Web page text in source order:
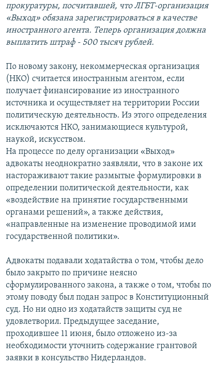
прокуратуры, посчитавшей, что ЛГБТ-организация
«Выход» обязана зарегистрироваться в качестве
иностранного агента. Теперь организация должна
выплатить штраф - 500 тысяч рублей.
По новому закону, некоммерческая организация
(НКО) считается иностранным агентом, если
получает финансирование из иностранного
источника и осуществляет на территории России
политическую деятельность. Из этого определения
исключаются НКО, занимающиеся культурой,
наукой, искусством.
На процессе по делу организации «Выход»
адвокаты неоднократно заявляли, что в законе их
настораживают такие размытые формулировки в
определении политической деятельности, как
«воздействие на принятие государственными
органами решений», а также действия,
«направленные на изменение проводимой ими
государственной политики».
Адвокаты подавали ходатайства о том, чтобы дело
было закрыто по причине неясно
сформулированного закона, а также о том, чтобы по
этому поводу был подан запрос в Конституционный
суд. Но ни одно из ходатайств защиты суд не
удовлетворил. Предыдущее заседание,
проходившее 11 июня, было отложено из-за
необходимости уточнить содержание грантовой
заявки в консульство Нидерландов.